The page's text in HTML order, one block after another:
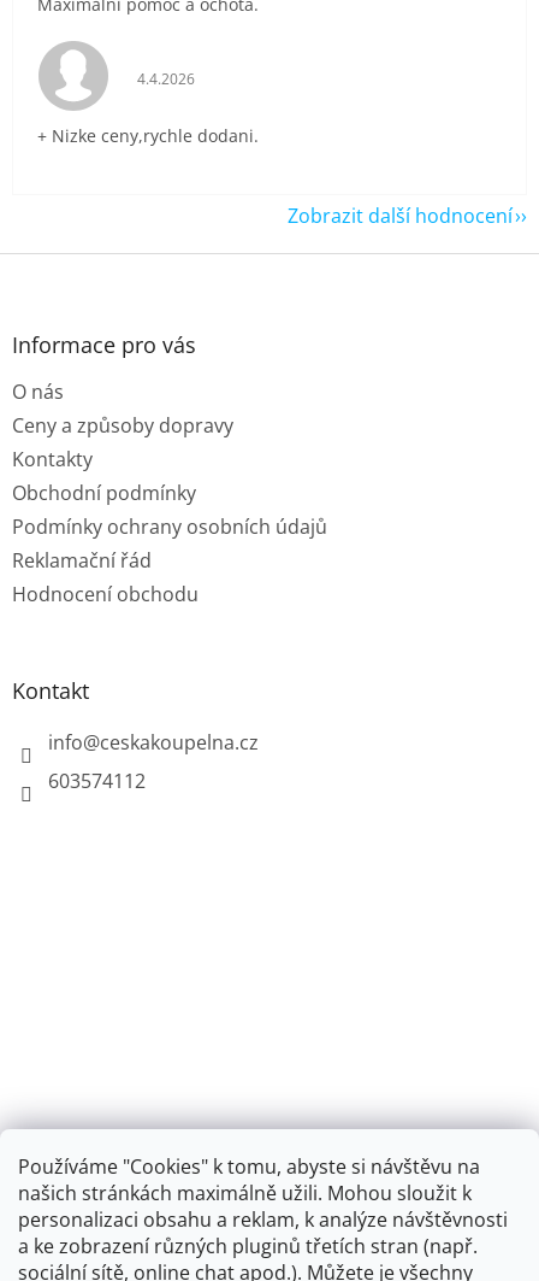
Používáme "Cookies" k tomu, abyste si návštěvu na
našich stránkách maximálně užili. Mohou sloužit k
personalizaci obsahu a reklam, k analýze návštěvnosti
a ke zobrazení různých pluginů třetích stran (např.
sociální sítě, online chat apod.). Můžete je všechny
Hodnocení obchodu je 5 z 5 hvězdiček.
4.4.2026
+ Nizke ceny,rychle dodani.
Zobrazit další hodnocení
Z
Informace pro vás
O nás
Ceny a způsoby dopravy
Kontakty
Obchodní podmínky
Podmínky ochrany osobních údajů
Reklamační řád
Hodnocení obchodu
Kontakt
info@ceskakoupelna.cz
603574112
Retro koupelna